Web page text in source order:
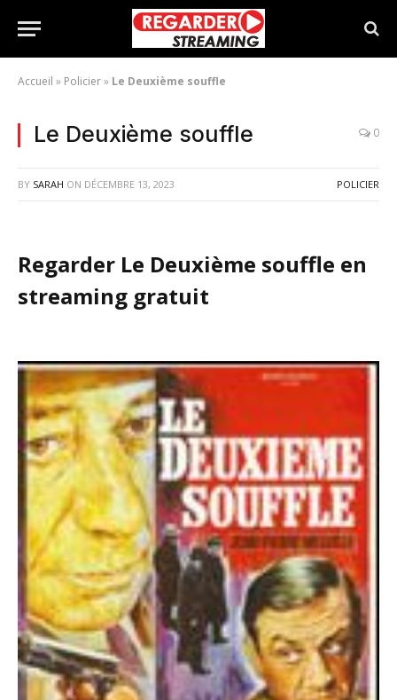
Accueil » Policier» Le Deuxième souffle
Le Deuxième souffle 0
BY SARAH ON DÉCEMBRE 13, 2023 POLICIER
Regarder Le Deuxième souffle en
streaming gratuit